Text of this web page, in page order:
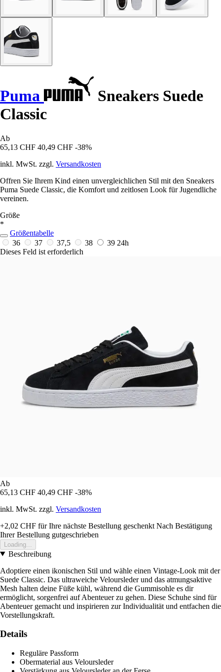
Puma
Sneakers Suede
Classic
Ab
65,13 CHF 40,49 CHF -38%
inkl. MwSt. zzgl. Versandkosten
Offren Sie Ihrem Kind einen unvergleichlichen Stil mit den Sneakers
Puma Suede Classic, die Komfort und zeitlosen Look für Jugendliche
vereinen.
Größe
*
Größentabelle
36
37 37,5 38 39 24h
Dieses Feld ist erforderlich
Ab
65,13 CHF 40,49 CHF -38%
inkl. MwSt. zzgl. Versandkosten
+2,02 CHF für Ihre nächste Bestellung geschenkt Nach Bestätigung
Ihrer Bestellung gutgeschrieben
Loading...
Beschreibung
Adoptiere einen ikonischen Stil und wähle einen Vintage-Look mit der
Suede Classic. Das ultraweiche Veloursleder und das atmungsaktive
Mesh halten deine Füße kühl, während die Gummisohle es dir
ermöglicht, sorgenfrei auf Abenteuer zu gehen. Diese Schuhe sind für
Abenteuer gemacht und inspirieren zur Individualität und entfachen die
Vorstellungskraft.
Details
Reguläre Passform
Obermaterial aus Veloursleder